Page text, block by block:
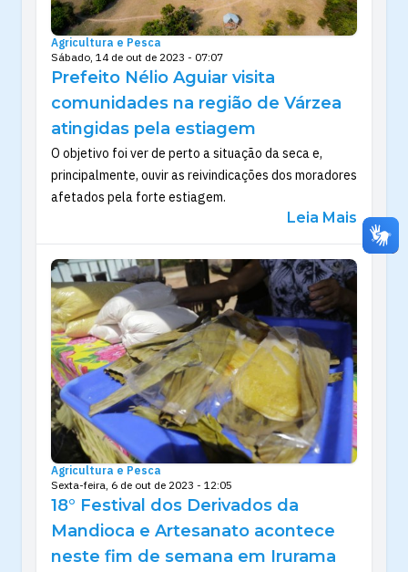
Agricultura e Pesca
Sábado, 14 de out de 2023 - 07:07
Prefeito Nélio Aguiar visita
comunidades na região de Várzea
atingidas pela estiagem
O objetivo foi ver de perto a situação da seca e,
principalmente, ouvir as reivindicações dos moradores
afetados pela forte estiagem.
Leia Mais
Agricultura e Pesca
Sexta-feira, 6 de out de 2023 - 12:05
18° Festival dos Derivados da
Mandioca e Artesanato acontece
neste fim de semana em Irurama